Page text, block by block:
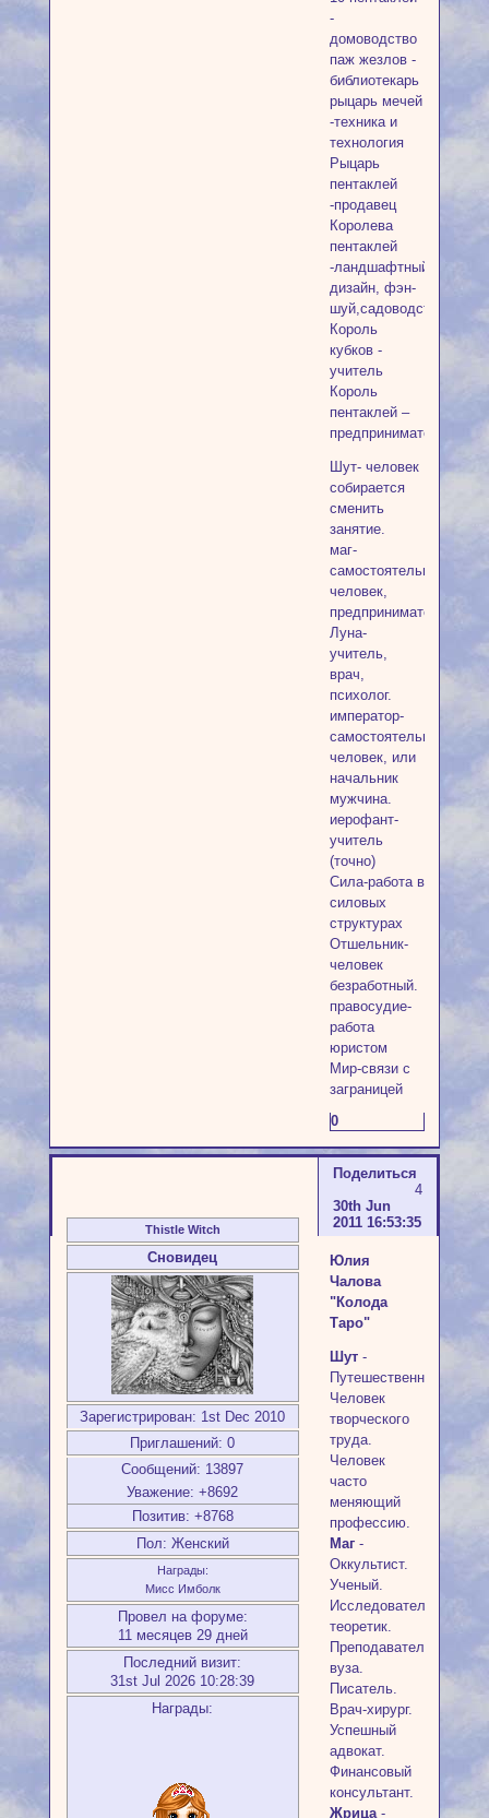
-
домоводство
паж жезлов -
библиотекарь
рыцарь мечей
-техника и
технология
Рыцарь
пентаклей
-продавец
Королева
пентаклей
-ландшафтный
дизайн, фэн-
шуй,садоводство
Король
кубков -
учитель
Король
пентаклей –
предприниматель
Шут- человек
собирается
сменить
занятие.
маг-
самостоятельный
человек,
предприниматель.
Луна-
учитель,
врач,
психолог.
император-
самостоятельный
человек, или
начальник
мужчина.
иерофант-
учитель
(точно)
Сила-работа в
силовых
структурах
Отшельник-
человек
безработный.
правосудие-
работа
юристом
Мир-связи с
заграницей
0
Поделиться
4
30th Jun
2011 16:53:35
Thistle Witch
Сновидец
Зарегистрирован: 1st Dec 2010
Приглашений: 0
Сообщений: 13897
Уважение: +8692
Позитив: +8768
Пол: Женский
Награды:
Мисс Имболк
Провел на форуме:
11 месяцев 29 дней
Последний визит:
31st Jul 2026 10:28:39
Награды:
Юлия
Чалова
"Колода
Таро"
Шут-
Путешественник.
Человек
творческого
труда.
Человек
часто
меняющий
профессию.
Маг-
Оккультист.
Ученый.
Исследователь-
теоретик.
Преподаватель
вуза.
Писатель.
Врач-хирург.
Успешный
адвокат.
Финансовый
консультант.
Жрица -